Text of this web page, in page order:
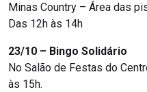
Minas Country – Área das
Das 12h às 14h
23/10 – Bingo Solidário
No Salão de Festas do
às 15h.